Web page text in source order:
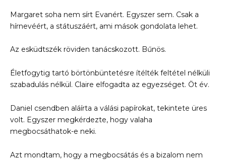
Margaret soha nem sírt Evanért. Egyszer sem. Csak a
hírnevéért, a státuszáért, ami mások gondolata lehet.
Az esküdtszék röviden tanácskozott. Bűnös.
Életfogytig tartó börtönbüntetésre ítélték feltétel nélküli
szabadulás nélkül. Claire elfogadta az egyezséget. Öt év.
Daniel csendben aláírta a válási papírokat, tekintete üres
volt. Egyszer megkérdezte, hogy valaha
megbocsáthatok-e neki.
Azt mondtam, hogy a megbocsátás és a bizalom nem